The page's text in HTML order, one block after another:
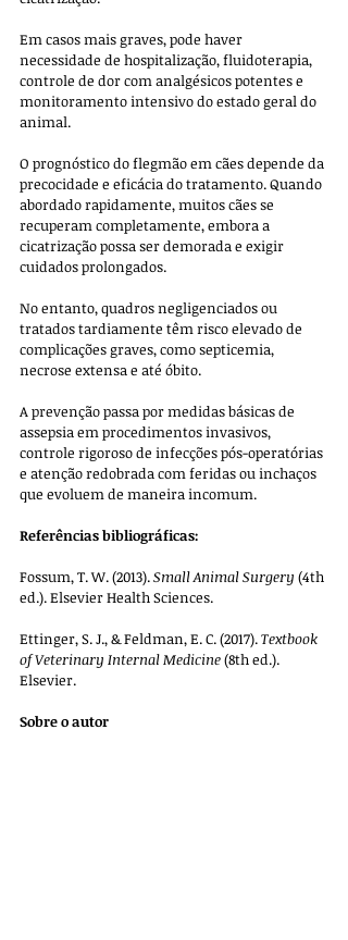
Em casos mais graves, pode haver
necessidade de hospitalização, fluidoterapia,
controle de dor com analgésicos potentes e
monitoramento intensivo do estado geral do
animal.
O prognóstico do flegmão em cães depende da
precocidade e eficácia do tratamento. Quando
abordado rapidamente, muitos cães se
recuperam completamente, embora a
cicatrização possa ser demorada e exigir
cuidados prolongados.
No entanto, quadros negligenciados ou
tratados tardiamente têm risco elevado de
complicações graves, como septicemia,
necrose extensa e até óbito.
A prevenção passa por medidas básicas de
assepsia em procedimentos invasivos,
controle rigoroso de infecções pós-operatórias
e atenção redobrada com feridas ou inchaços
que evoluem de maneira incomum.
Referências bibliográficas:
Fossum, T. W. (2013). Small Animal Surgery (4th
ed.). Elsevier Health Sciences.
Ettinger, S. J., & Feldman, E. C. (2017). Textbook
of Veterinary Internal Medicine (8th ed.).
Elsevier.
Sobre o autor